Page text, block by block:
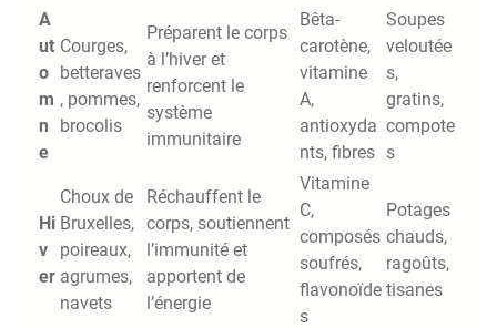
A
ut
o
m
n
e
Courges,
betteraves
, pommes,
brocolis
Préparent le corps
à l’hiver et
renforcent le
système
immunitaire
Bêta-
carotène,
vitamine
A,
antioxyda
nts, fibres
Soupes
veloutée
s,
gratins,
compote
s
Hi
v
er
Choux de
Bruxelles,
poireaux,
agrumes,
navets
Réchauffent le
corps, soutiennent
l’immunité et
apportent de
l’énergie
Vitamine
C,
composés
soufrés,
flavonoïde
s
Potages
chauds,
ragoûts,
tisanes